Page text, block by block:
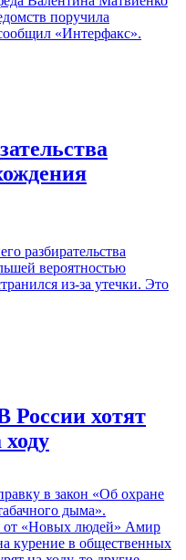
поручила
«Интерфакс».
разбирательства
вероятностью
из-за утечки. Это
России хотят
в закон «Об охране
дыма».
от «Новых людей» Амир
курение в общественных